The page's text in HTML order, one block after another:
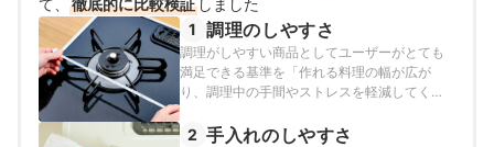
1 調理のしやすさ
調理がしやすい商品としてユーザーがとても
満足できる基準を「作れる料理の幅が広が
り、調理中の手間やストレスを軽減してくれ
行いました。
2 手入れのしやすさ